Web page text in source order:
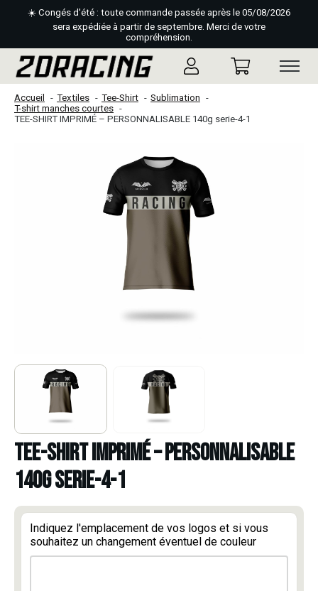
☀️ Congés d'été : toute commande passée après le 05/08/2026
sera expédiée à partir de septembre. Merci de votre
compréhension.
Accueil Textiles Tee-Shirt
Sublimation
T-shirt manches courtes
TEE-SHIRT IMPRIMÉ – PERSONNALISABLE 140g serie-4-1
TEE-SHIRT IMPRIMÉ – PERSONNALISABLE
140g serie-4-1
Indiquez l'emplacement de vos logos et si vous
souhaitez un changement éventuel de couleur